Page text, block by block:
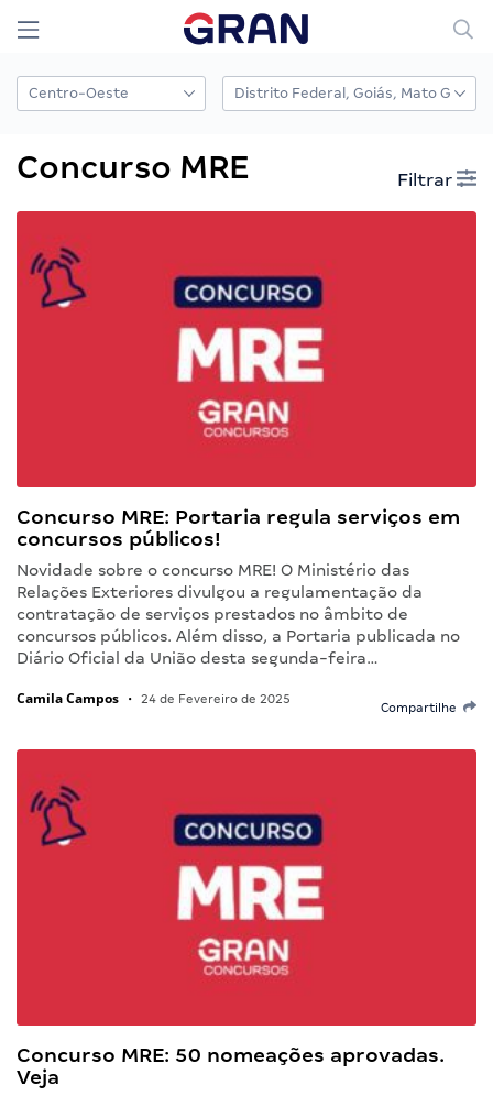
Concurso MRE Filtrar
Concurso MRE: Portaria regula serviços em
concursos públicos!
Novidade sobre o concurso MRE! O Ministério das
Relações Exteriores divulgou a regulamentação da
contratação de serviços prestados no âmbito de
concursos públicos. Além disso, a Portaria publicada no
Diário Oficial da União desta segunda-feira…
Camila Campos • 24 de Fevereiro de 2025
Compartilhe
Concurso MRE: 50 nomeações aprovadas.
Veja